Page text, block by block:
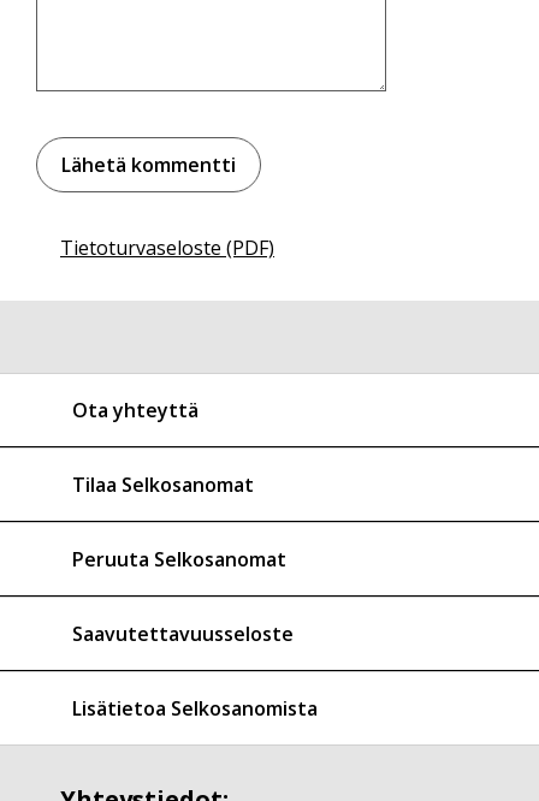
Tietoturvaseloste (PDF)
Ota yhteyttä
Tilaa Selkosanomat
Peruuta Selkosanomat
Saavutettavuusseloste
Lisätietoa Selkosanomista